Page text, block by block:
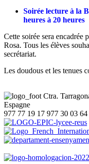
Soirée lecture à la
heures à 20 heures
Cette soirée sera
Rosa. Tous les élèves
secrétariat.
Les doudous et les tenues
Ctra.
Espagne
977 77 19 17 977 30 03 64